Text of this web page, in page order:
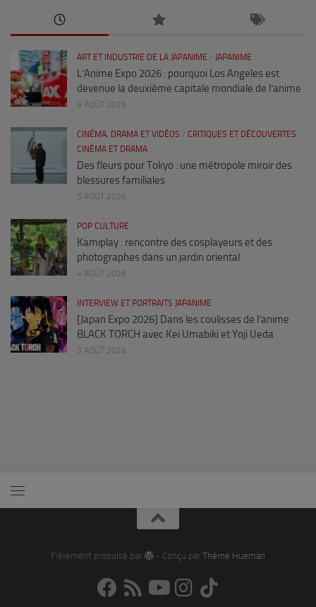
ART ET INDUSTRIE DE LA JAPANIME / JAPANIME
L’Anime Expo 2026 : pourquoi Los Angeles est
devenue la deuxième capitale mondiale de l’anime
6 AOÛT 2026
CINÉMA, DRAMA ET VIDÉOS / CRITIQUES ET DÉCOUVERTES
CINÉMA ET DRAMA
Des fleurs pour Tokyo : une métropole miroir des
blessures familiales
5 AOÛT 2026
POP CULTURE
Kamiplay : rencontre des cosplayeurs et des
photographes dans un jardin oriental
4 AOÛT 2026
INTERVIEW ET PORTRAITS JAPANIME
[Japan Expo 2026] Dans les coulisses de l’anime
BLACK TORCH avec Kei Umabiki et Yoji Ueda
3 AOÛT 2026
Fièrement propulsé par - Conçu par Thème Hueman